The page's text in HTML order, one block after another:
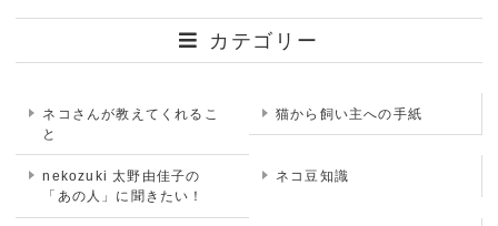
カテゴリー
ネコさんが教えてくれるこ
と
猫から飼い主への手紙
nekozuki 太野由佳子の
「あの人」に聞きたい！
ネコ豆知識